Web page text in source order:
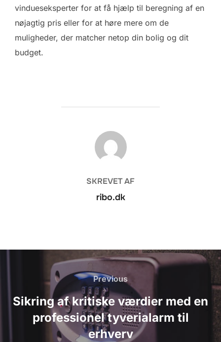
vindueseksperter for at få hjælp til beregning af en
nøjagtig pris eller for at høre mere om de
muligheder, der matcher netop din bolig og dit
budget.
FORFATTER
SKREVET AF
ribo.dk
Indlægsnavigation
Previous
Previous
Sikring af kritiske værdier med en
professionel tyverialarm til
erhverv